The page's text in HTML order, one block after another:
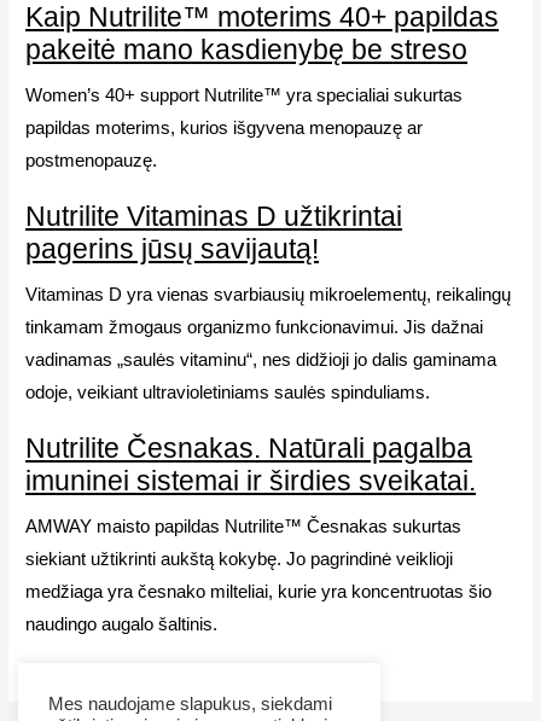
Kaip Nutrilite™ moterims 40+ papildas
pakeitė mano kasdienybę be streso
Women’s 40+ support Nutrilite™ yra specialiai sukurtas
papildas moterims, kurios išgyvena menopauzę ar
postmenopauzę.
Nutrilite Vitaminas D užtikrintai
pagerins jūsų savijautą!
Vitaminas D yra vienas svarbiausių mikroelementų, reikalingų
tinkamam žmogaus organizmo funkcionavimui. Jis dažnai
vadinamas „saulės vitaminu“, nes didžioji jo dalis gaminama
odoje, veikiant ultravioletiniams saulės spinduliams.
Nutrilite Česnakas. Natūrali pagalba
imuninei sistemai ir širdies sveikatai.
AMWAY maisto papildas Nutrilite™ Česnakas sukurtas
siekiant užtikrinti aukštą kokybę. Jo pagrindinė veiklioji
medžiaga yra česnako milteliai, kurie yra koncentruotas šio
naudingo augalo šaltinis.
Mes naudojame slapukus, siekdami